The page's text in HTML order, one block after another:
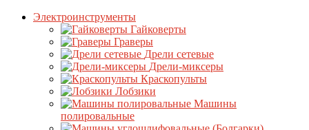
Электроинструменты
Гайковерты
Граверы
Дрели сетевые
Дрели-миксеры
Краскопульты
Лобзики
Машины
полировальные